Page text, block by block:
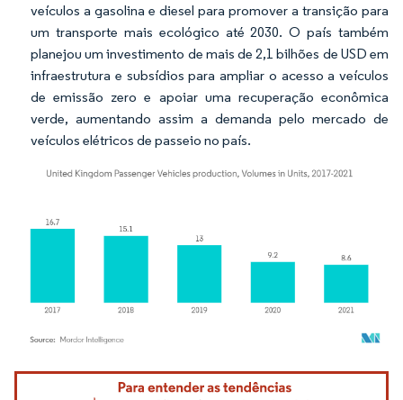
veículos a gasolina e diesel para promover a transição para
um transporte mais ecológico até 2030. O país também
planejou um investimento de mais de 2,1 bilhões de USD em
infraestrutura e subsídios para ampliar o acesso a veículos
de emissão zero e apoiar uma recuperação econômica
verde, aumentando assim a demanda pelo mercado de
veículos elétricos de passeio no país.
Imagem © Mordor Intelligence. O reuso requer atribuição conforme CC BY 4.0.